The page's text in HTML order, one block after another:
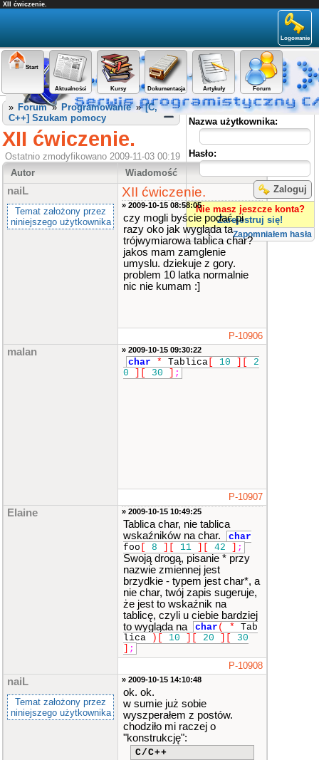
XII ćwiczenie.
Logowanie
Start
Aktualności Kursy Dokumentacja Artykuły Forum
Panel użytkownika
Nazwa użytkownika:
Hasło:
Zaloguj
Nie masz jeszcze konta?
Zarejestruj się!
Zapomniałem hasła
» Forum» Programowanie»[C,
C++] Szukam pomocy
XII ćwiczenie.
Ostatnio zmodyfikowano 2009-11-03 00:19
Autor
Wiadomość
naiL
Temat założony przez
niniejszego użytkownika
XII ćwiczenie.
» 2009-10-15 08:58:05
czy mogli byście podać pi
razy oko jak wygląda ta
trójwymiarowa tablica char?
jakos mam zamglenie
umyslu. dziekuje z gory.
problem 10 latka normalnie
nic nie kumam :]
P-10906
malan » 2009-10-15 09:30:22
char * Tablica 10
2
0
30 ;
P-10907
Elaine » 2009-10-15 10:49:25
Tablica char, nie tablica
wskaźników na char.
char
foo [ 8 ] [ 11 ] [ 42 ] ;
Swoją drogą, pisanie * przy
nazwie zmiennej jest
brzydkie - typem jest char*, a
nie char, twój zapis sugeruje,
że jest to wskaźnik na
tablicę, czyli u ciebie bardziej
to wygląda na
char ( *
Tab
lica
) 10 20
30
;
P-10908
naiL
Temat założony przez
niniejszego użytkownika
» 2009-10-15 14:10:48
ok. ok.
w sumie już sobie
wyszperałem z postów.
chodziło mi raczej o
"konstrukcję":
C/C++